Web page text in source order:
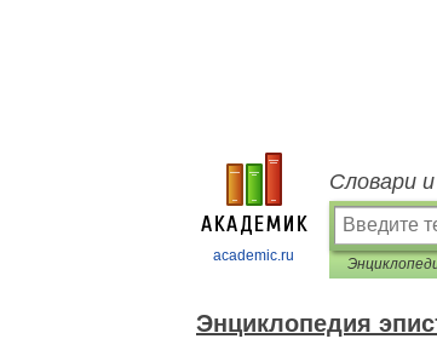
academic.ru
Словари
Энциклопедия